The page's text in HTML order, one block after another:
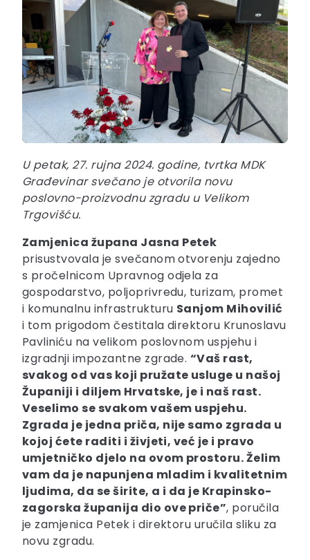
U petak, 27. rujna 2024. godine, tvrtka MDK
Građevinar svečano je otvorila novu
poslovno-proizvodnu zgradu u Velikom
Trgovišću.
Zamjenica župana Jasna Petek
prisustvovala je svečanom otvorenju zajedno
s pročelnicom Upravnog odjela za
gospodarstvo, poljoprivredu, turizam, promet
i komunalnu infrastrukturu Sanjom Mihovilić
i tom prigodom čestitala direktoru Krunoslavu
Pavliniću na velikom poslovnom uspjehu i
izgradnji impozantne zgrade. “Vaš rast,
svakog od vas koji pružate usluge u našoj
Županiji i diljem Hrvatske, je i naš rast.
Veselimo se svakom vašem uspjehu.
Zgrada je jedna priča, nije samo zgrada u
kojoj ćete raditi i živjeti, već je i pravo
umjetničko djelo na ovom prostoru. Želim
vam da je napunjena mladim i kvalitetnim
ljudima, da se širite, a i da je Krapinsko-
zagorska županija dio ove priče”, poručila
je zamjenica Petek i direktoru uručila sliku za
novu zgradu.